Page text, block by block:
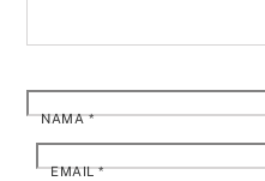
NAMA*
EMAIL*